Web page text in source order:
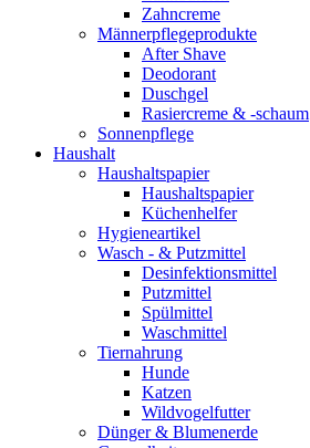
Zahncreme
Männerpflegeprodukte
After Shave
Deodorant
Duschgel
Rasiercreme & -schaum
Sonnenpflege
Haushalt
Haushaltspapier
Haushaltspapier
Küchenhelfer
Hygieneartikel
Wasch - & Putzmittel
Desinfektionsmittel
Putzmittel
Spülmittel
Waschmittel
Tiernahrung
Hunde
Katzen
Wildvogelfutter
Dünger & Blumenerde